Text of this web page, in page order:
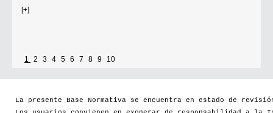
[+]
1 2 3 4 5 6 7 8 9 10
La presente Base Normativa se encuentra en estado de